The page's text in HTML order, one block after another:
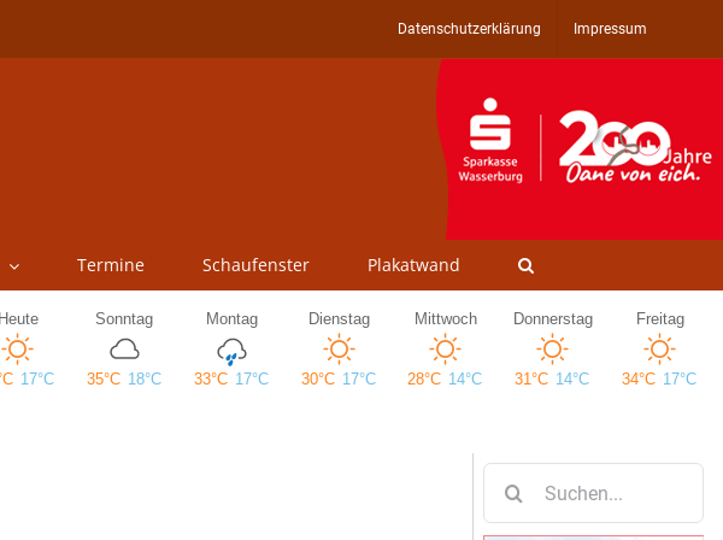
Datenschutzerklärung Impressum
Termine Schaufenster Plakatwand
nach: